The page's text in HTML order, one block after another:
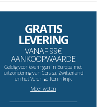
GRATIS
LEVERING
VANAF 99€
AANKOOPWAARDE
Geldig voor leveringen in Europa met
uitzondering van Corsica, Zwitserland
en het Verenigd Koninkrijk
Meer weten
--------------------------------------------------------------------